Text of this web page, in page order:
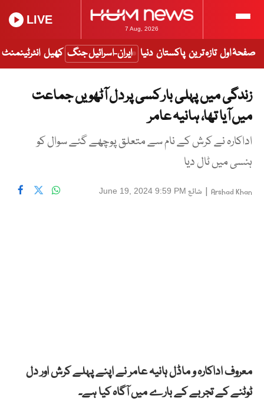
7 Aug, 2026
LIVE
صفحۂ اول تازہ ترین پاکستان دنیا ایران-اسرائیل جنگ کھیل انٹرٹینمنٹ
زندگی میں پہلی بار کسی پر دل آٹھویں جماعت
میں آیا تھا، ہانیہ عامر
اداکارہ نے کرش کے نام سے متعلق پوچھے گئے سوال کو
ہنسی میں ٹال دیا
Arshad Khan
| شائع June 19, 2024 9:59 PM
معروف اداکارہ و ماڈل ہانیہ عامر نے اپنے پہلے کرش اور دل
ٹوٹنے کے تجربے کے بارے میں آگاہ کیا ہے۔